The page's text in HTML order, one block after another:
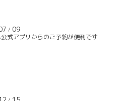
/ 09
式アプリからのご予約が便利です
/